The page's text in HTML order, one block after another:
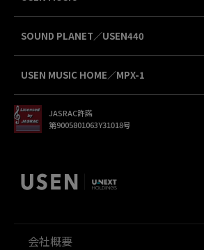
SOUND PLANET／USEN440
USEN MUSIC HOME／MPX-1
JASRAC許諾
第9005801063Y31018号
会社概要